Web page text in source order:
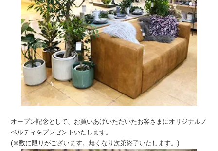
オープン記念として、お買いあげいただいたお客さまにオリジナルノ
ベルティをプレゼントいたします。
(※数に限りがございます。無くなり次第終了いたします。)